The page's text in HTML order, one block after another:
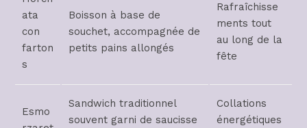
ata
con
farton
s
Boisson à base de
souchet, accompagnée de
petits pains allongés
Rafraîchisse
ments tout
au long de la
fête
Esmo
Sandwich traditionnel
souvent garni de saucisse
Collations
énergétiques